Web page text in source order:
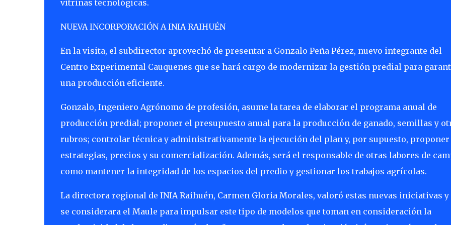
vitrinas tecnológicas.
NUEVA INCORPORACIÓN A INIA RAIHUÉN
En la visita, el subdirector aprovechó de presentar a Gonzalo Peña Pérez, nuevo integrante del
Centro Experimental Cauquenes que se hará cargo de modernizar la gestión predial para
una producción eficiente.
Gonzalo, Ingeniero Agrónomo de profesión, asume la tarea de elaborar el programa anual de
producción predial; proponer el presupuesto anual para la producción de ganado, semillas y
rubros; controlar técnica y administrativamente la ejecución del plan y, por supuesto, proponer
estrategias, precios y su comercialización. Además, será el responsable de otras labores de
como mantener la integridad de los espacios del predio y gestionar los trabajos agrícolas.
La directora regional de INIA Raihuén, Carmen Gloria Morales, valoró estas nuevas iniciativas y
se considerara el Maule para impulsar este tipo de modelos que toman en consideración la